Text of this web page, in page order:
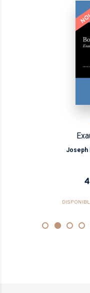
Joseph